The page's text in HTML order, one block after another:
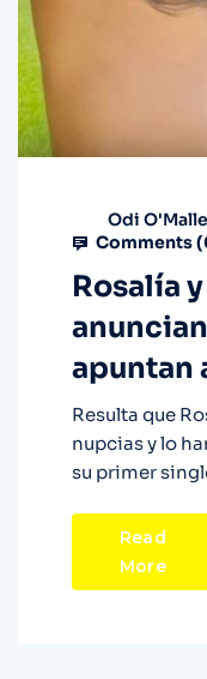
Odi
Comments (
Rosalía
apuntan
Resulta que
nupcias y lo
su primer
Read
More